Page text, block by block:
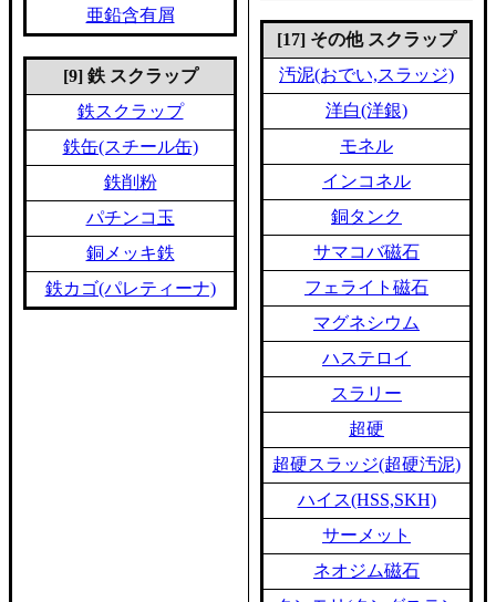
亜鉛含有屑
[9] 鉄 スクラップ
鉄スクラップ
鉄缶(スチール缶)
鉄削粉
パチンコ玉
銅メッキ鉄
鉄カゴ(パレティーナ)
[17] その他 スクラップ
汚泥(おでい,スラッジ)
洋白(洋銀)
モネル
インコネル
銅タンク
サマコバ磁石
フェライト磁石
マグネシウム
ハステロイ
スラリー
超硬
超硬スラッジ(超硬汚泥)
ハイス(HSS,SKH)
サーメット
ネオジム磁石